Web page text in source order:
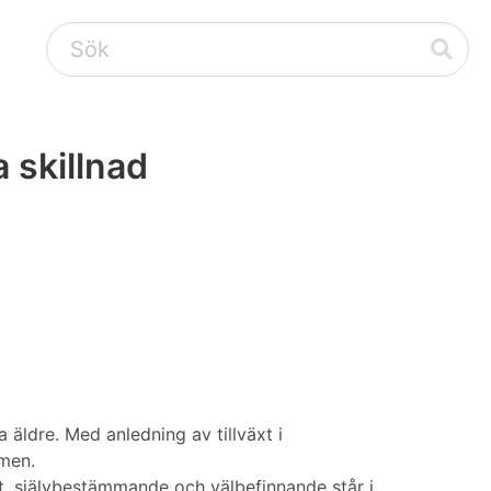
skillnad
äldre. Med anledning av tillväxt i